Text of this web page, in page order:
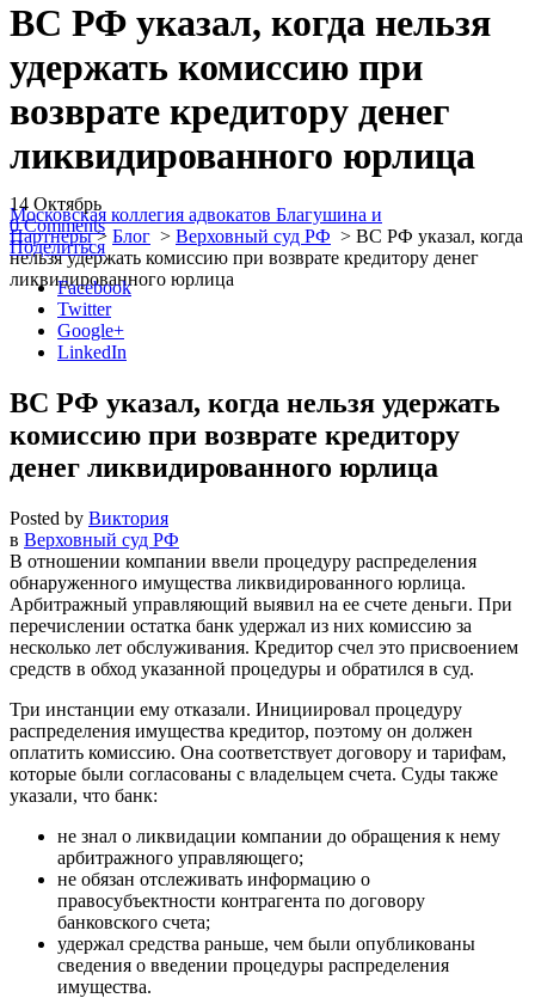
ВС РФ указал, когда нельзя
удержать комиссию при
возврате кредитору денег
ликвидированного юрлица
Московская коллегия адвокатов Благушина и
Партнеры> Блог > Верховный суд РФ > ВС РФ указал, когда
нельзя удержать комиссию при возврате кредитору денег
ликвидированного юрлица
14 Октябрь
0 Comments
Поделиться
Facebook
Twitter
Google+
LinkedIn
ВС РФ указал, когда нельзя удержать
комиссию при возврате кредитору
денег ликвидированного юрлица
Posted by Виктория
в Верховный суд РФ
В отношении компании ввели процедуру распределения
обнаруженного имущества ликвидированного юрлица.
Арбитражный управляющий выявил на ее счете деньги. При
перечислении остатка банк удержал из них комиссию за
несколько лет обслуживания. Кредитор счел это присвоением
средств в обход указанной процедуры и обратился в суд.
Три инстанции ему отказали. Инициировал процедуру
распределения имущества кредитор, поэтому он должен
оплатить комиссию. Она соответствует договору и тарифам,
которые были согласованы с владельцем счета. Суды также
указали, что банк:
не знал о ликвидации компании до обращения к нему
арбитражного управляющего;
не обязан отслеживать информацию о
правосубъектности контрагента по договору
банковского счета;
удержал средства раньше, чем были опубликованы
сведения о введении процедуры распределения
имущества.